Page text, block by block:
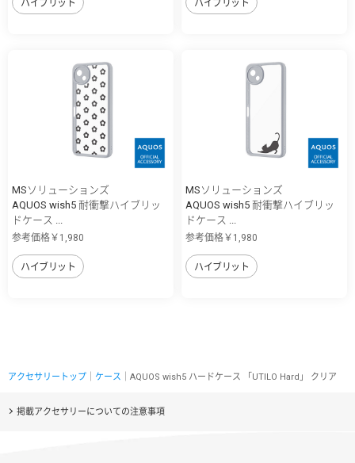
ハイブリット ハイブリット
MSソリューションズ
AQUOS wish5 耐衝撃ハイブリッ
ドケース ...
参考価格￥1,980
ハイブリット
MSソリューションズ
AQUOS wish5 耐衝撃ハイブリッ
ドケース ...
参考価格￥1,980
ハイブリット
アクセサリートップ ケース ｜AQUOS wish5 ハードケース 「UTILO Hard」 クリア
掲載アクセサリーについての注意事項